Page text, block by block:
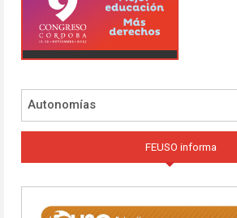
Autonomías
FEUSO informa